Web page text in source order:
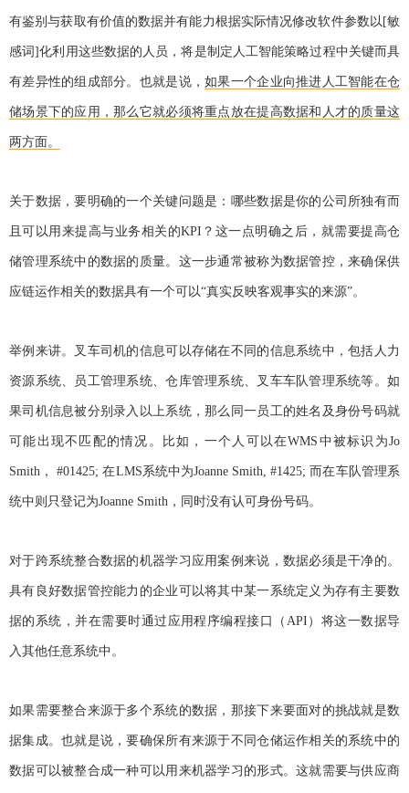
有鉴别与获取有价值的数据并有能力根据实际情况修改软件参数以[敏
感词]化利用这些数据的人员，将是制定人工智能策略过程中关键而具
有差异性的组成部分。也就是说，如果一个企业向推进人工智能在仓
储场景下的应用，那么它就必须将重点放在提高数据和人才的质量这
两方面。
关于数据，要明确的一个关键问题是：哪些数据是你的公司所独有而
且可以用来提高与业务相关的KPI？这一点明确之后，就需要提高仓
储管理系统中的数据的质量。这一步通常被称为数据管控，来确保供
应链运作相关的数据具有一个可以“真实反映客观事实的来源”。
举例来讲。叉车司机的信息可以存储在不同的信息系统中，包括人力
资源系统、员工管理系统、仓库管理系统、叉车车队管理系统等。如
果司机信息被分别录入以上系统，那么同一员工的姓名及身份号码就
可能出现不匹配的情况。比如，一个人可以在WMS中被标识为Jo
Smith， #01425; 在LMS系统中为Joanne Smith, #1425; 而在车队管理系
统中则只登记为Joanne Smith，同时没有认可身份号码。
对于跨系统整合数据的机器学习应用案例来说，数据必须是干净的。
具有良好数据管控能力的企业可以将其中某一系统定义为存有主要数
据的系统，并在需要时通过应用程序编程接口（API）将这一数据导
入其他任意系统中。
如果需要整合来源于多个系统的数据，那接下来要面对的挑战就是数
据集成。也就是说，要确保所有来源于不同仓储运作相关的系统中的
数据可以被整合成一种可以用来机器学习的形式。这就需要与供应商